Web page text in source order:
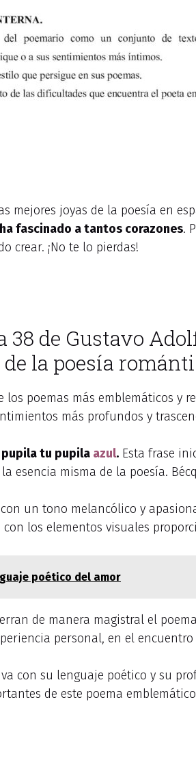
mejores joyas de la poesía en
fascinado a tantos corazones.
crear. ¡No te lo pierdas!
de Gustavo
la poesía
los poemas más emblemáticos y
más profundos y
pupila tu pupila azul. Esta frase
esencia misma de la poesía.
un tono melancólico y
los elementos visuales
poético del amor
de manera magistral el
personal, en el
con su lenguaje poético y su
de este poema